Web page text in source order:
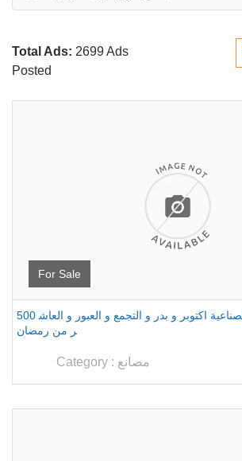
Total Ads: 2699 Ads
Posted
For Sale
500 مصنع للبيع بالمناطق الصناعية اكتوبر و بدر و التجمع و العبور و العاش
ر من رمضان
Category : مصانع